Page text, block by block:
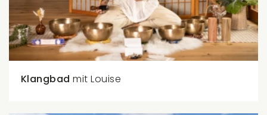
Klangbadmit Louise